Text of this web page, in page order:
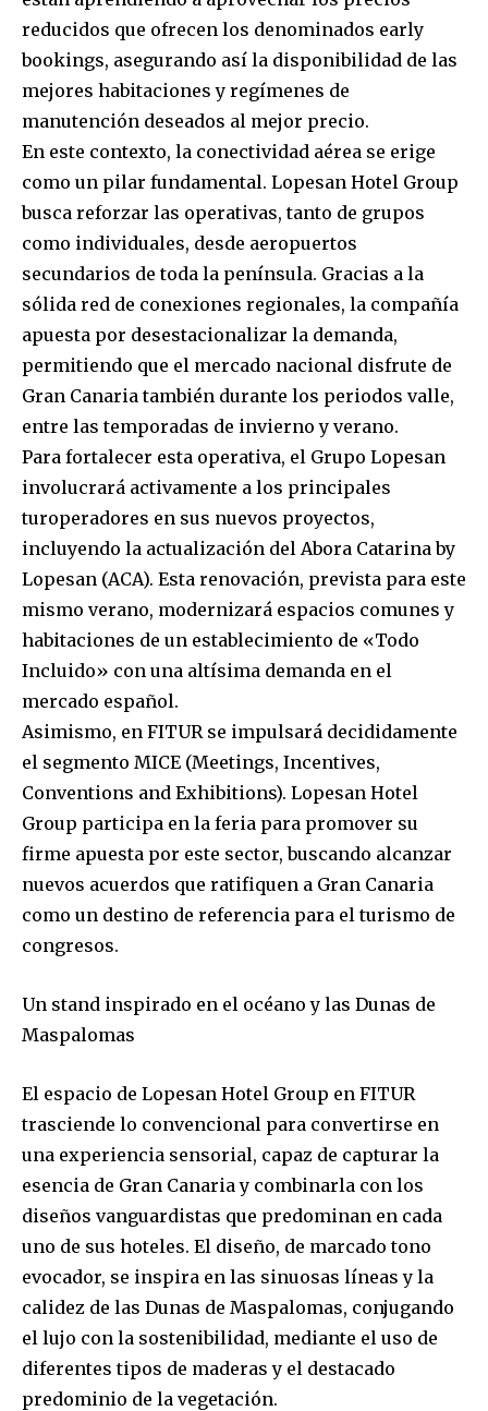
reducidos que ofrecen los denominados early
bookings, asegurando así la disponibilidad de las
mejores habitaciones y regímenes de
manutención deseados al mejor precio.
En este contexto, la conectividad aérea se erige
como un pilar fundamental. Lopesan Hotel Group
busca reforzar las operativas, tanto de grupos
como individuales, desde aeropuertos
secundarios de toda la península. Gracias a la
sólida red de conexiones regionales, la compañía
apuesta por desestacionalizar la demanda,
permitiendo que el mercado nacional disfrute de
Gran Canaria también durante los periodos valle,
entre las temporadas de invierno y verano.
Para fortalecer esta operativa, el Grupo Lopesan
involucrará activamente a los principales
turoperadores en sus nuevos proyectos,
incluyendo la actualización del Abora Catarina by
Lopesan (ACA). Esta renovación, prevista para este
mismo verano, modernizará espacios comunes y
habitaciones de un establecimiento de «Todo
Incluido» con una altísima demanda en el
mercado español.
Asimismo, en FITUR se impulsará decididamente
el segmento MICE (Meetings, Incentives,
Conventions and Exhibitions). Lopesan Hotel
Group participa en la feria para promover su
firme apuesta por este sector, buscando alcanzar
nuevos acuerdos que ratifiquen a Gran Canaria
como un destino de referencia para el turismo de
congresos.
Un stand inspirado en el océano y las Dunas de
Maspalomas
El espacio de Lopesan Hotel Group en FITUR
trasciende lo convencional para convertirse en
una experiencia sensorial, capaz de capturar la
esencia de Gran Canaria y combinarla con los
diseños vanguardistas que predominan en cada
uno de sus hoteles. El diseño, de marcado tono
evocador, se inspira en las sinuosas líneas y la
calidez de las Dunas de Maspalomas, conjugando
el lujo con la sostenibilidad, mediante el uso de
diferentes tipos de maderas y el destacado
predominio de la vegetación.